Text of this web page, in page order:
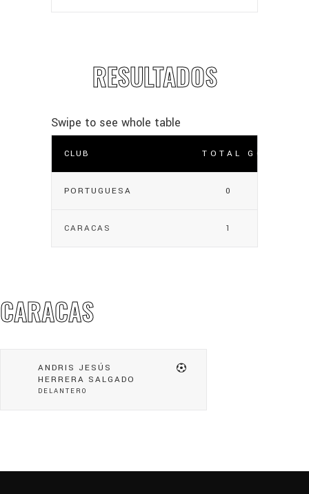
RESULTADOS
CLUB TOTAL GOLES
PORTUGUESA 0
CARACAS 1
CARACAS
ANDRIS JESÚS
HERRERA SALGADO
DELANTERO